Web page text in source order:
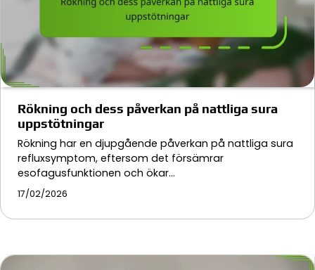
Rökning och dess påverkan på nattliga sura
uppstötningar
Rökning har en djupgående påverkan på nattliga sura
refluxsymptom, eftersom det försämrar
esofagusfunktionen och ökar…
17/02/2026